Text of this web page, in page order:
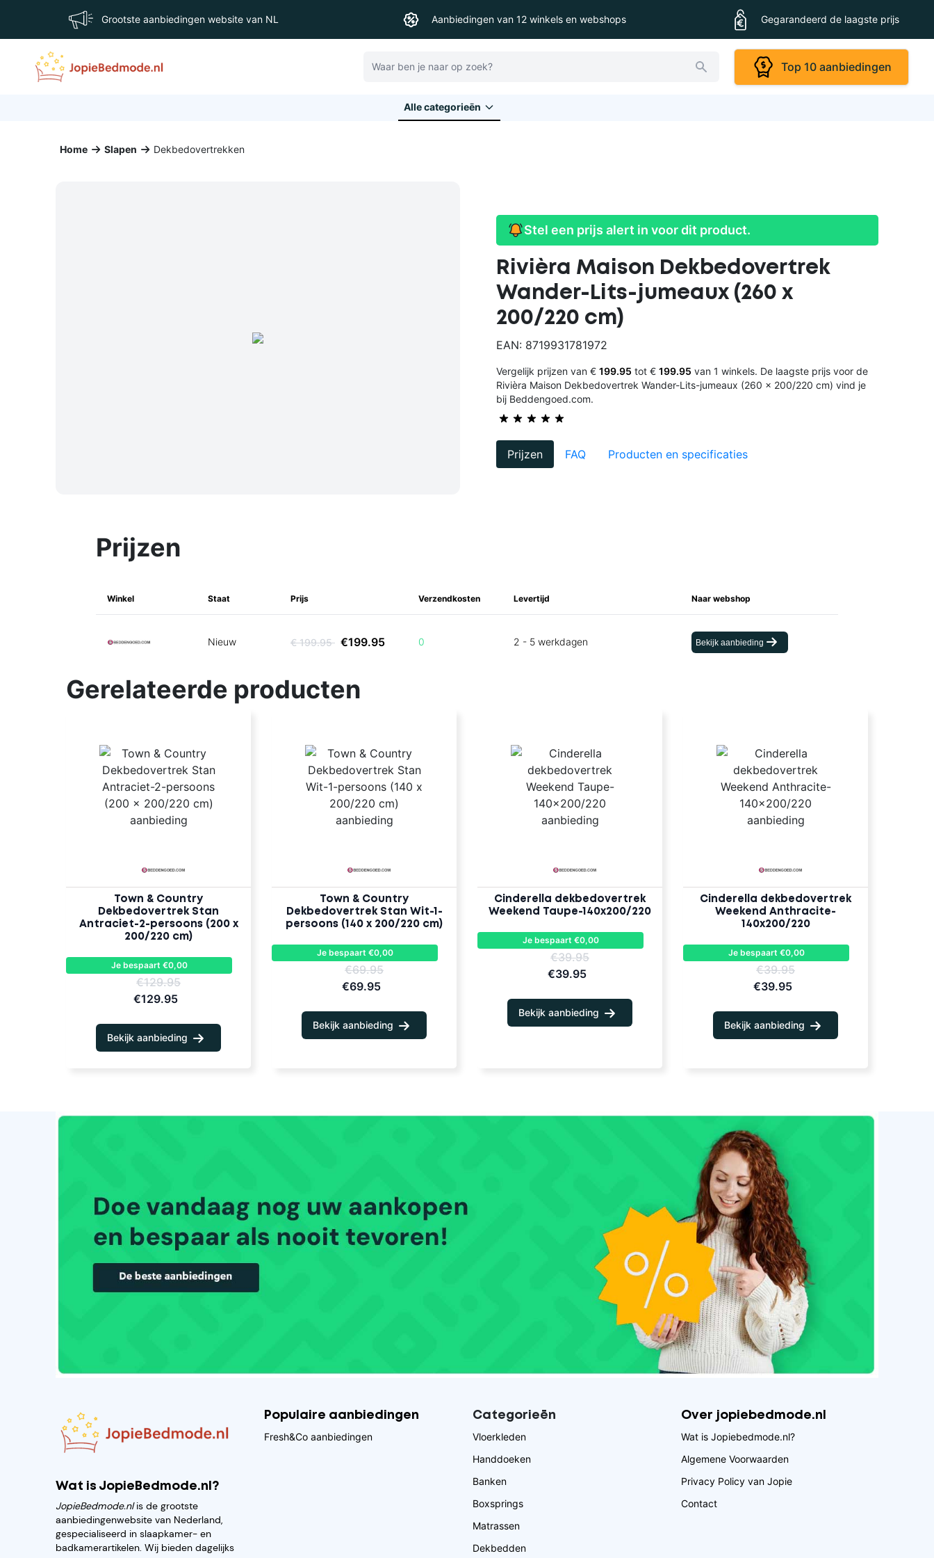
Grootste aanbiedingen website van NL Aanbiedingen van 12 winkels en webshops Gegarandeerd de laagste prijs
Zoeken
Top 10 aanbiedingen
Alle categorieēn
Home Slapen Dekbedovertrekken
Stel een prijs alert in voor dit product.
Rivièra Maison Dekbedovertrek
Wander-Lits-jumeaux (260 x
200/220 cm)
EAN: 8719931781972
Vergelijk prijzen van € 199.95 tot € 199.95 van 1 winkels. De laagste prijs voor de
Rivièra Maison Dekbedovertrek Wander-Lits-jumeaux (260 x 200/220 cm) vind je
bij Beddengoed.com.
Prijzen FAQ Producten en specificaties
Prijzen
Winkel Staat Prijs Verzendkosten Levertijd Naar webshop
Nieuw € 199.95 €199.95 0 2 - 5 werkdagen Bekijk aanbieding
Gerelateerde producten
Town & Country
Dekbedovertrek Stan
Antraciet-2-persoons (200 x
200/220 cm)
Je bespaart €0,00
€129.95
€129.95
Bekijk aanbieding
Town & Country
Dekbedovertrek Stan Wit-1-
persoons (140 x 200/220 cm)
Je bespaart €0,00
€69.95
€69.95
Bekijk aanbieding
Cinderella dekbedovertrek
Weekend Taupe-140x200/220
Je bespaart €0,00
€39.95
€39.95
Bekijk aanbieding
Cinderella dekbedovertrek
Weekend Anthracite-
140x200/220
Je bespaart €0,00
€39.95
€39.95
Bekijk aanbieding
Wat is JopieBedmode.nl?
JopieBedmode.nlis de grootste
aanbiedingenwebsite van Nederland,
gespecialiseerd in slaapkamer- en
badkamerartikelen. Wij bieden dagelijks
Populaire aanbiedingen
Fresh&Co aanbiedingen
Categorieēn
Vloerkleden
Handdoeken
Banken
Boxsprings
Matrassen
Dekbedden
Over jopiebedmode.nl
Wat is Jopiebedmode.nl?
Algemene Voorwaarden
Privacy Policy van Jopie
Contact